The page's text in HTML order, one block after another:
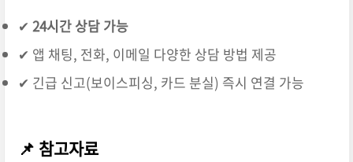
✔ 24시간 상담 가능
✔ 앱 채팅, 전화, 이메일 다양한 상담 방법 제공
✔ 긴급 신고(보이스피싱, 카드 분실) 즉시 연결 가능
📌 참고자료